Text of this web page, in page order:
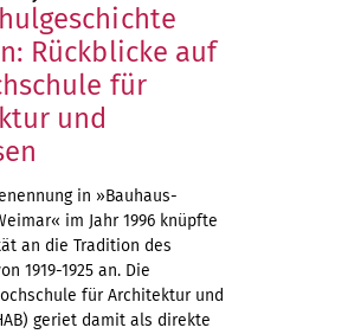
Rückblicke auf
für
und
in »Bauhaus-
im Jahr 1996 knüpfte
an die Tradition des
1919-1925 an. Die
für Architektur und
geriet damit als direkte